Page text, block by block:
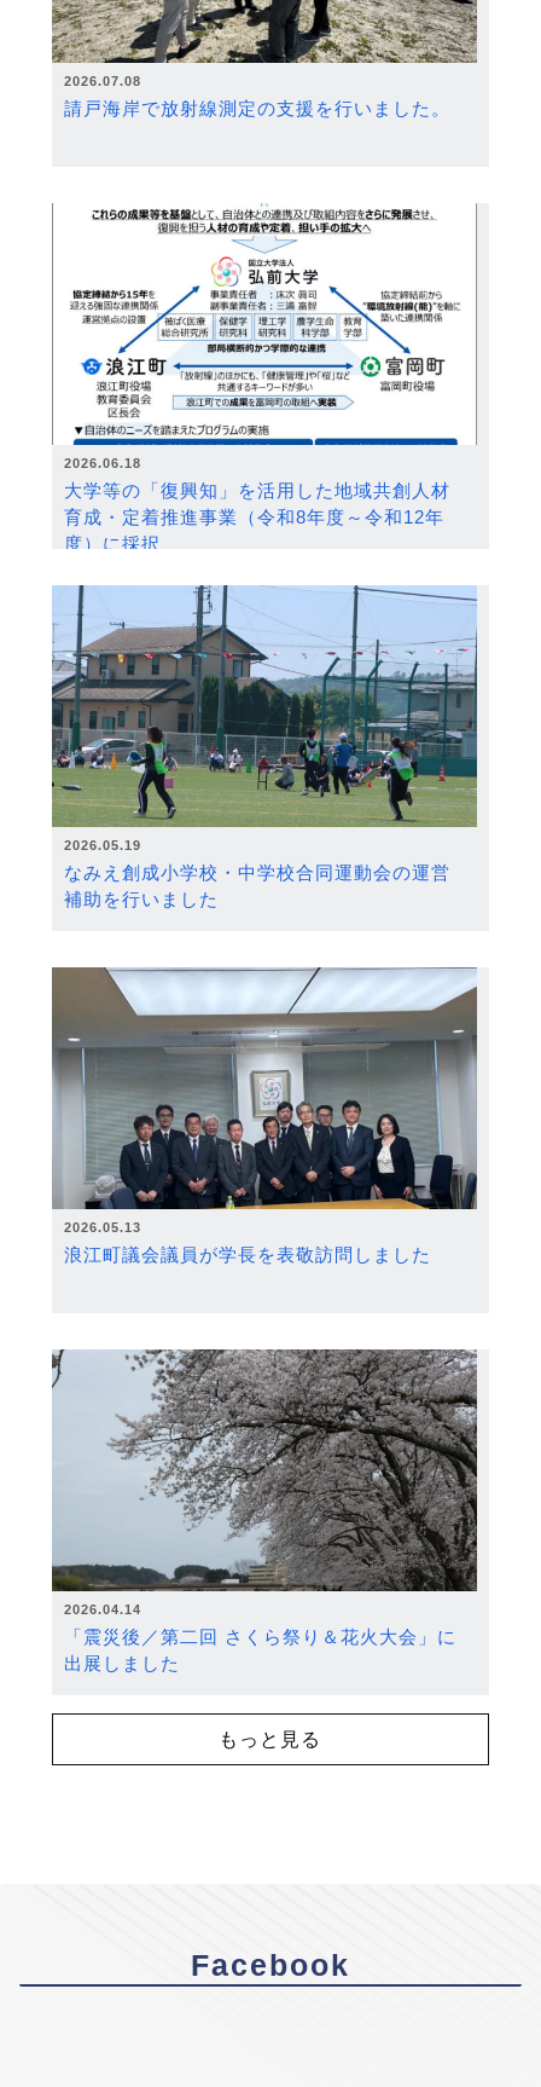
2026.07.08
請戸海岸で放射線測定の支援を行いました。
2026.06.18
大学等の「復興知」を活用した地域共創人材
育成・定着推進事業（令和8年度～令和12年
度）に採択
2026.05.19
なみえ創成小学校・中学校合同運動会の運営
補助を行いました
2026.05.13
浪江町議会議員が学長を表敬訪問しました
2026.04.14
「震災後／第二回 さくら祭り＆花火大会」に
出展しました
もっと見る
Facebook